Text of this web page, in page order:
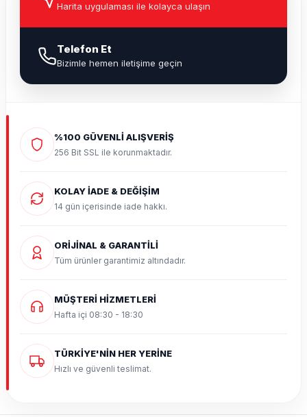
Harita uygulaması ile kolayca ulaşın
Telefon Et
Bizimle hemen iletişime geçin
%100 GÜVENLİ ALIŞVERİŞ
256 Bit SSL ile korunmaktadır.
KOLAY İADE & DEĞİŞİM
14 gün içerisinde iade hakkı.
ORİJİNAL & GARANTİLİ
Tüm ürünler garantimiz altındadır.
MÜŞTERİ HİZMETLERİ
Hafta içi 08:30 - 18:30
TÜRKİYE'NİN HER YERİNE
Hızlı ve güvenli teslimat.